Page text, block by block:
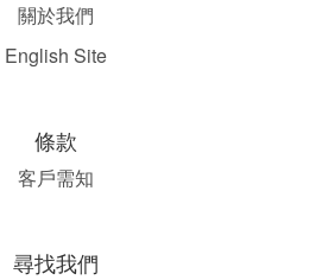
關於我們
English Site
條款
客戶需知
尋找我們